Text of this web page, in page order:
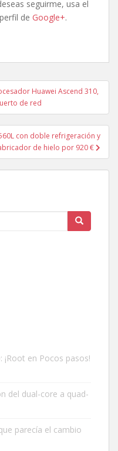
seguirme, usa el
de Google+.
Huawei Ascend 310,
de red
con doble refrigeración y
de hielo por 920 €
¡Root en Pocos pasos!
del dual-core a quad-
parecía el cambio